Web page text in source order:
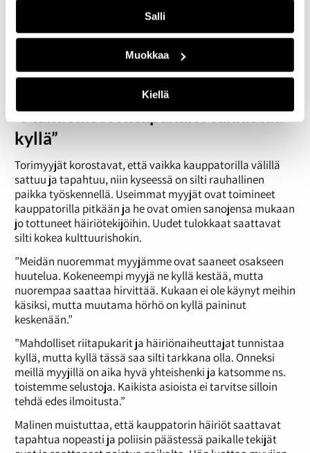
Salli
Muokkaa
Kiellä
Esillä olevat tuotteet altistavat torimyyjät näpistelylle.
”Mahdollisetriitapukarit tunnistaa
kyllä”
Torimyyjät korostavat, että vaikka kauppatorilla välillä
sattuu ja tapahtuu, niin kyseessä on silti rauhallinen
paikka työskennellä. Useimmat myyjät ovat toimineet
kauppatorilla pitkään ja he ovat omien sanojensa mukaan
jo tottuneet häiriötekijöihin. Uudet tulokkaat saattavat
silti kokea kulttuurishokin.
”Meidän nuoremmat myyjämme ovat saaneet osakseen
huutelua. Kokeneempi myyjä ne kyllä kestää, mutta
nuorempaa saattaa hirvittää. Kukaan ei ole käynyt meihin
käsiksi, mutta muutama hörhö on kyllä paininut
keskenään.”
”Mahdolliset riitapukarit ja häiriönaiheuttajat tunnistaa
kyllä, mutta kyllä tässä saa silti tarkkana olla. Onneksi
meillä myyjillä on aika hyvä yhteishenki ja katsomme ns.
toistemme selustoja. Kaikista asioista ei tarvitse silloin
tehdä edes ilmoitusta.”
Malinen muistuttaa, että kauppatorin häiriöt saattavat
tapahtua nopeasti ja poliisin päästessä paikalle tekijät